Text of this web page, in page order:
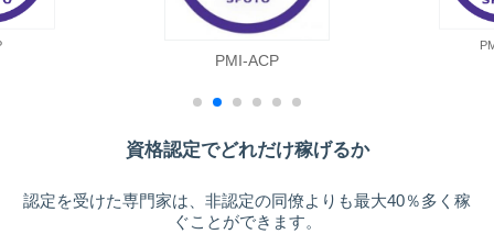
PMI-ACP
資格認定でどれだけ稼げるか
認定を受けた専門家は、非認定の同僚よりも最大40％多く稼
ぐことができます。